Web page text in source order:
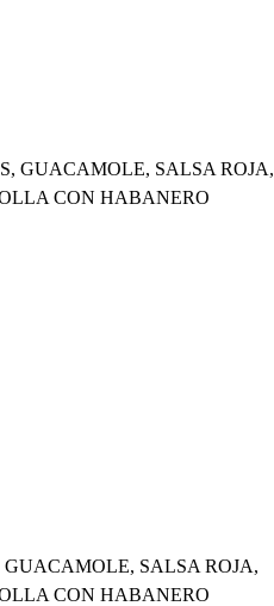
GUACAMOLE, SALSA ROJA,
CON HABANERO
SALSA ROJA,
CON HABANERO